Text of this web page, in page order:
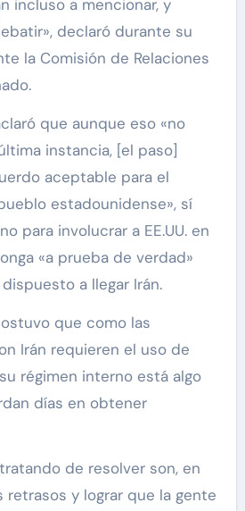
incluso a mencionar, y
declaró durante su
la Comisión de Relaciones
que aunque eso «no
instancia, [el paso]
aceptable para el
estadounidense», sí
para involucrar a EE.UU. en
«a prueba de verdad»
a llegar Irán.
que como las
Irán requieren el uso de
régimen interno está algo
días en obtener
de resolver son, en
retrasos y lograr que la gente